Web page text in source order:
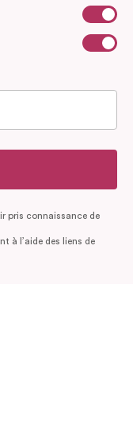
pris connaissance de
à l’aide des liens de